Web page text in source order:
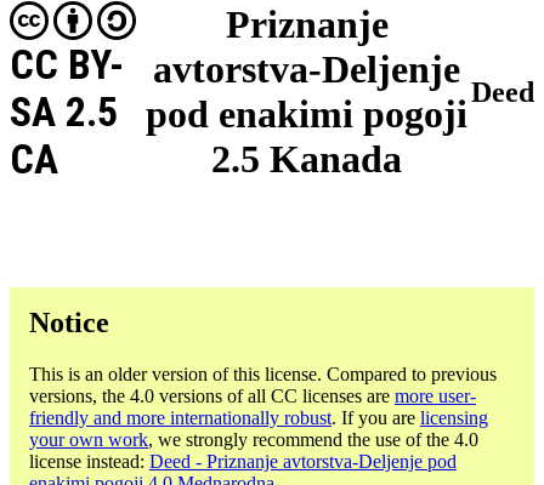
Priznanje
avtorstva-Deljenje
pod enakimi pogoji
2.5 Kanada
CC BY-
SA 2.5
CA
Deed
Notice
This is an older version of this license. Compared to previous
versions, the 4.0 versions of all CC licenses are more user-
friendly and more internationally robust. If you are licensing
your own work, we strongly recommend the use of the 4.0
license instead: Deed - Priznanje avtorstva-Deljenje pod